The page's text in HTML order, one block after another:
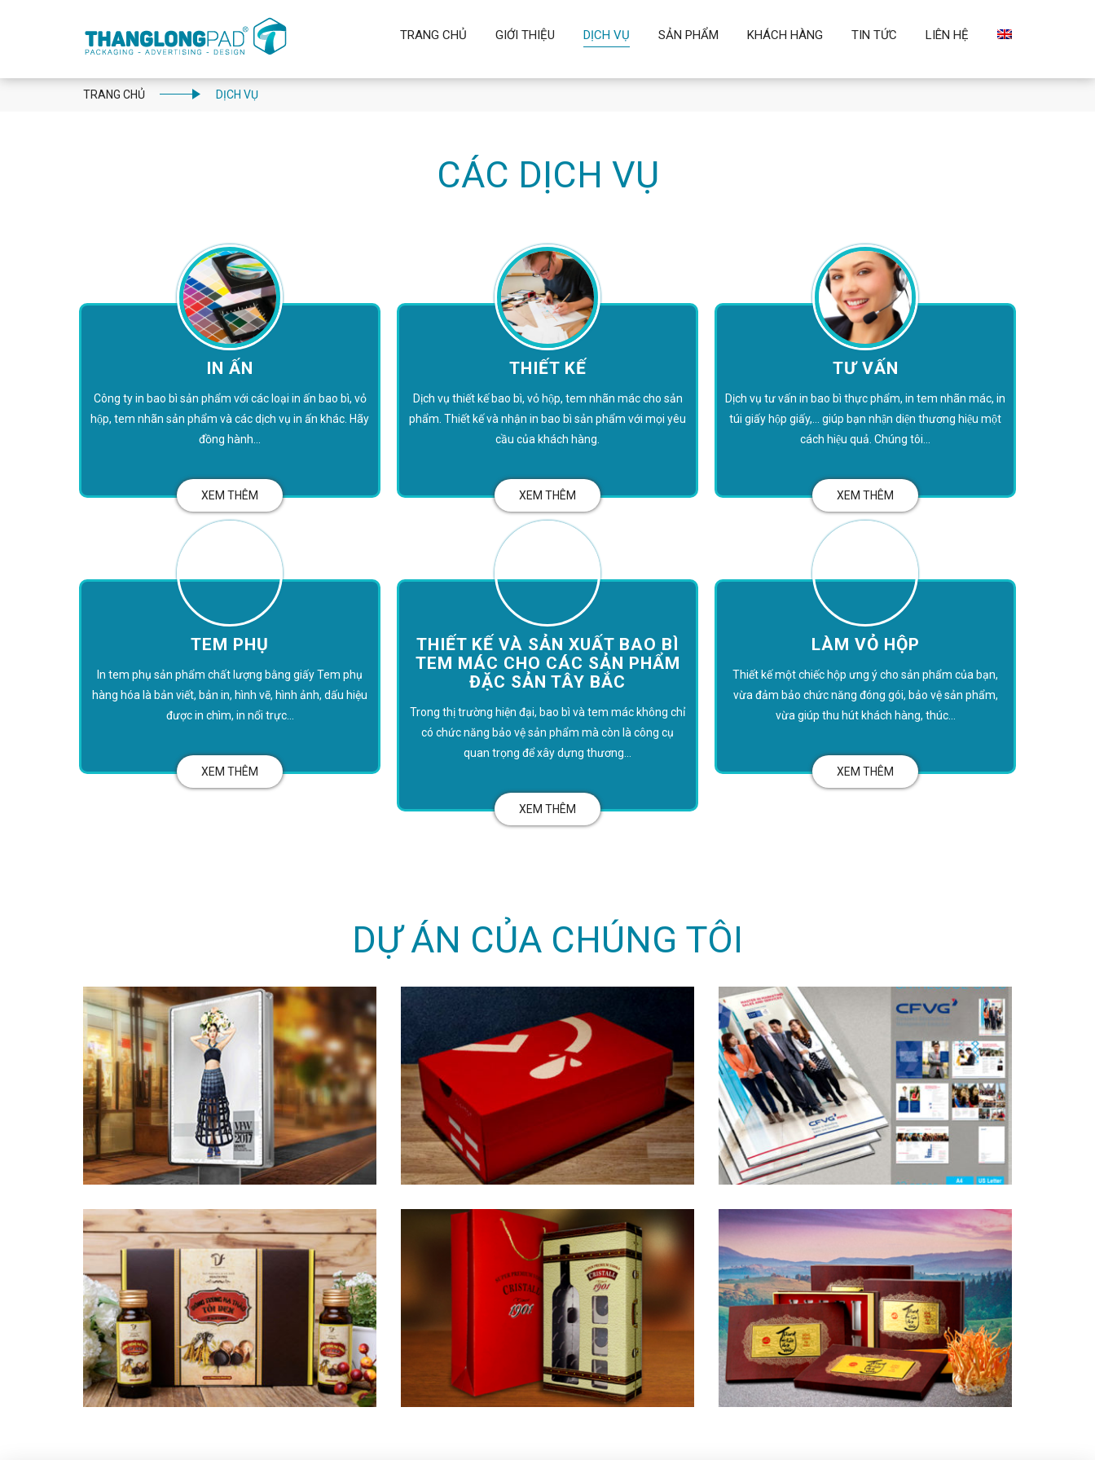
TRANG CHỦ GIỚI THIỆU DỊCH VỤ SẢN PHẨM KHÁCH HÀNG TIN TỨC LIÊN HỆ
TRANG CHỦ DỊCH VỤ
CÁC DỊCH VỤ
IN ẤN
Công ty in bao bì sản phẩm với các loại in ấn bao bì, vỏ
hộp, tem nhãn sản phẩm và các dịch vụ in ấn khác. Hãy
đồng hành...
XEM THÊM
THIẾT KẾ
Dịch vụ thiết kế bao bì, vỏ hộp, tem nhãn mác cho sản
phẩm. Thiết kế và nhận in bao bì sản phẩm với mọi yêu
cầu của khách hàng.
XEM THÊM
TƯ VẤN
Dịch vụ tư vấn in bao bì thực phẩm, in tem nhãn mác, in
túi giấy hộp giấy,... giúp bạn nhận diện thương hiệu một
cách hiệu quả. Chúng tôi...
XEM THÊM
TEM PHỤ
In tem phụ sản phẩm chất lượng bằng giấy Tem phụ
hàng hóa là bản viết, bản in, hình vẽ, hình ảnh, dấu hiệu
được in chìm, in nổi trực...
XEM THÊM
THIẾT KẾ VÀ SẢN XUẤT BAO BÌ
TEM MÁC CHO CÁC SẢN PHẨM
ĐẶC SẢN TÂY BẮC
Trong thị trường hiện đại, bao bì và tem mác không chỉ
có chức năng bảo vệ sản phẩm mà còn là công cụ
quan trọng để xây dựng thương...
XEM THÊM
LÀM VỎ HỘP
Thiết kế một chiếc hộp ưng ý cho sản phẩm của bạn,
vừa đảm bảo chức năng đóng gói, bảo vệ sản phẩm,
vừa giúp thu hút khách hàng, thúc...
XEM THÊM
DỰ ÁN CỦA CHÚNG TÔI